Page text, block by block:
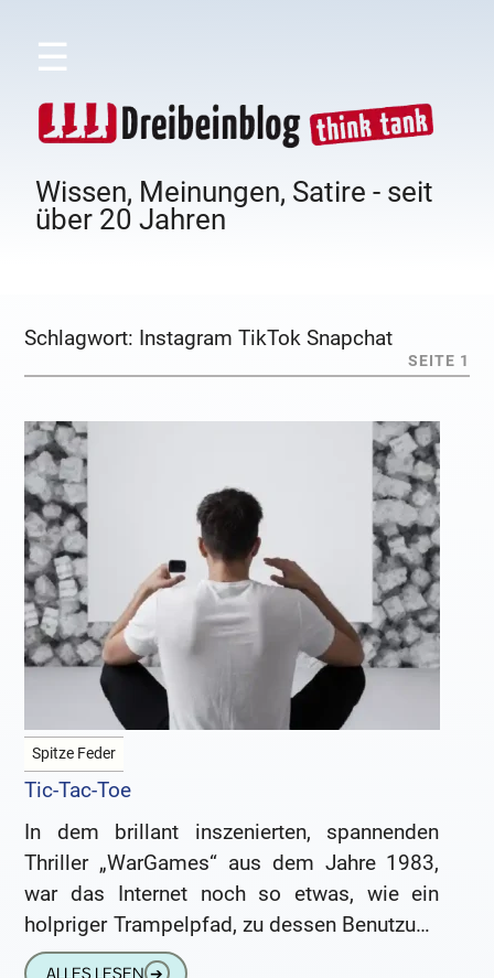
☰
Wissen, Meinungen, Satire - seit
über 20 Jahren
Schlagwort: Instagram TikTok Snapchat
SEITE 1
Spitze Feder
Tic-Tac-Toe
In dem brillant inszenierten, spannenden
Thriller „WarGames“ aus dem Jahre 1983,
war das Internet noch so etwas, wie ein
holpriger Trampelpfad, zu dessen Benutzung
man einen Akustikkoppler benötigte. Man
ALLES LESEN ➔